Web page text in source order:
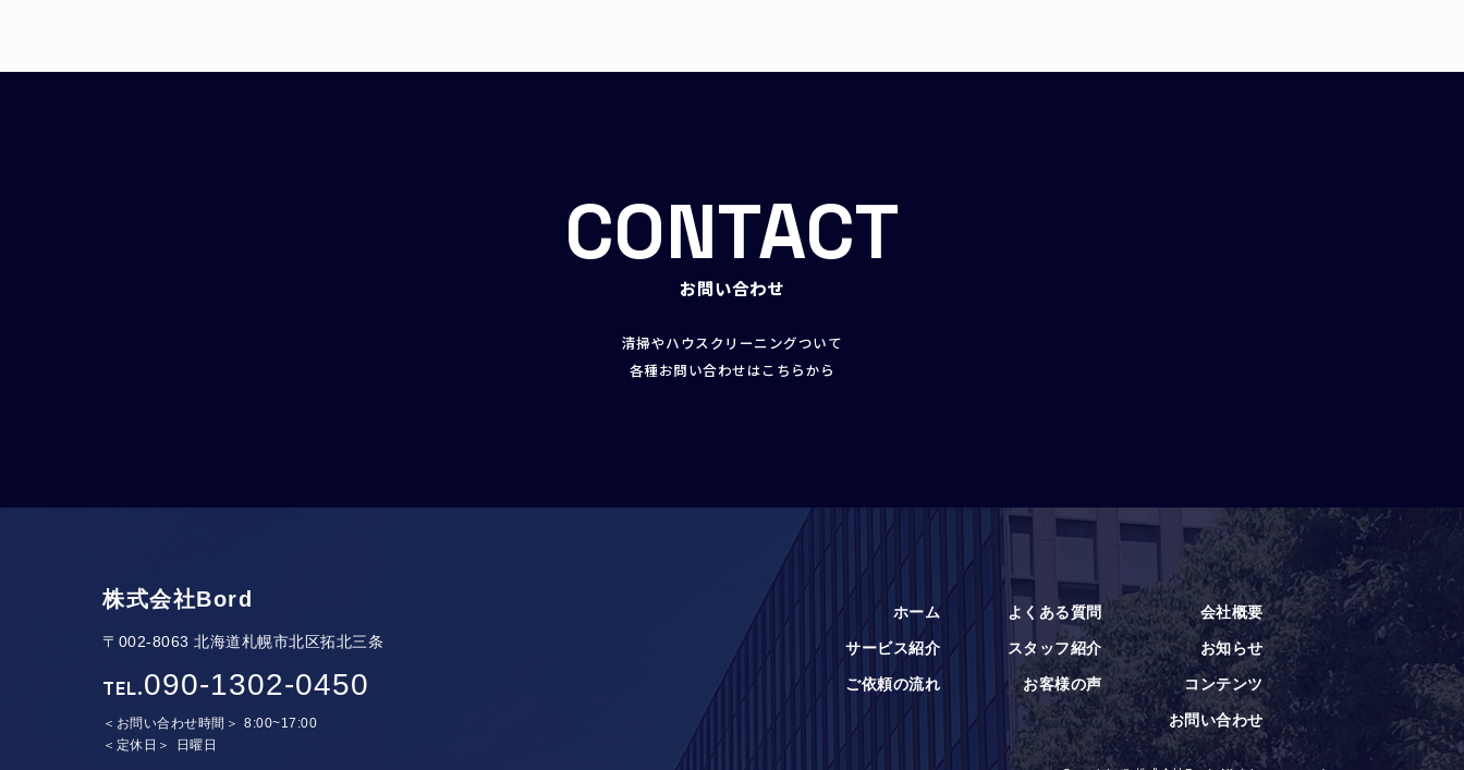
CONTACT
お問い合わせ
清掃やハウスクリーニングついて
各種お問い合わせはこちらから
株式会社Bord
〒002-8063 北海道札幌市北区拓北三条
TEL.090-1302-0450
お問い合わせ時間
8:00~17:00
定休日
日曜日
ホーム
サービス紹介
ご依頼の流れ
よくある質問
スタッフ紹介
お客様の声
会社概要
お知らせ
コンテンツ
お問い合わせ